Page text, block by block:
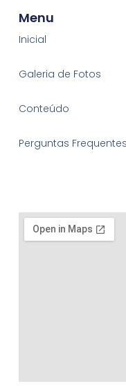
Menu
Inicial
Galeria de Fotos
Conteúdo
Perguntas Frequentes